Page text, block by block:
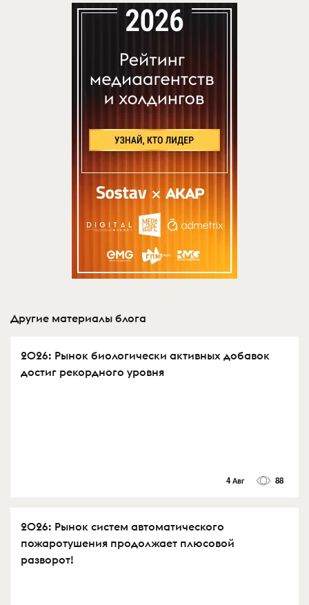
Другие материалы блога
2026: Рынок биологически активных добавок
достиг рекордного уровня
4 Авг 88
2026: Рынок систем автоматического
пожаротушения продолжает плюсовой
разворот!